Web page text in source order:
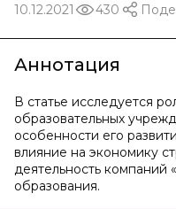
10.12.2021 430
Аннотация
В статье исследуется
образовательных
особенности его
влияние на экономику
деятельность
образования.